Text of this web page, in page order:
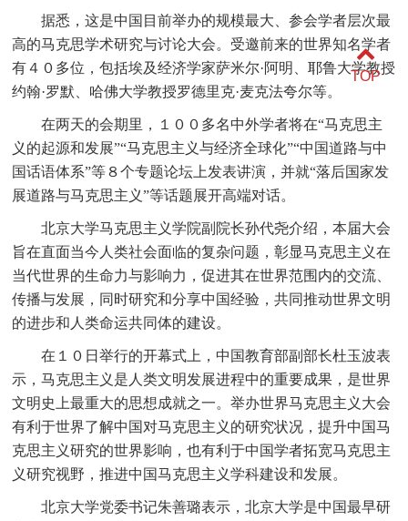
据悉，这是中国目前举办的规模最大、参会学者层次最
高的马克思学术研究与讨论大会。受邀前来的世界知名学者
有４０多位，包括埃及经济学家萨米尔·阿明、耶鲁大学教授
约翰·罗默、哈佛大学教授罗德里克·麦克法夸尔等。
在两天的会期里，１００多名中外学者将在“马克思主
义的起源和发展”“马克思主义与经济全球化”“中国道路与中
国话语体系”等８个专题论坛上发表讲演，并就“落后国家发
展道路与马克思主义”等话题展开高端对话。
北京大学马克思主义学院副院长孙代尧介绍，本届大会
旨在直面当今人类社会面临的复杂问题，彰显马克思主义在
当代世界的生命力与影响力，促进其在世界范围内的交流、
传播与发展，同时研究和分享中国经验，共同推动世界文明
的进步和人类命运共同体的建设。
在１０日举行的开幕式上，中国教育部副部长杜玉波表
示，马克思主义是人类文明发展进程中的重要成果，是世界
文明史上最重大的思想成就之一。举办世界马克思主义大会
有利于世界了解中国对马克思主义的研究状况，提升中国马
克思主义研究的世界影响，也有利于中国学者拓宽马克思主
义研究视野，推进中国马克思主义学科建设和发展。
北京大学党委书记朱善璐表示，北京大学是中国最早研
TOP